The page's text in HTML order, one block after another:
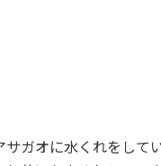
ガオに水くれをして